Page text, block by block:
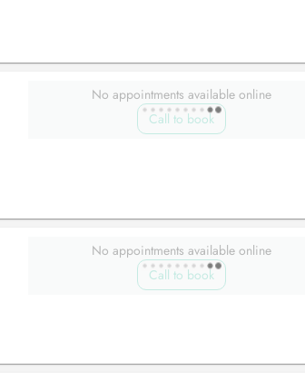
No appointments available online
Call to book
No appointments available online
Call to book